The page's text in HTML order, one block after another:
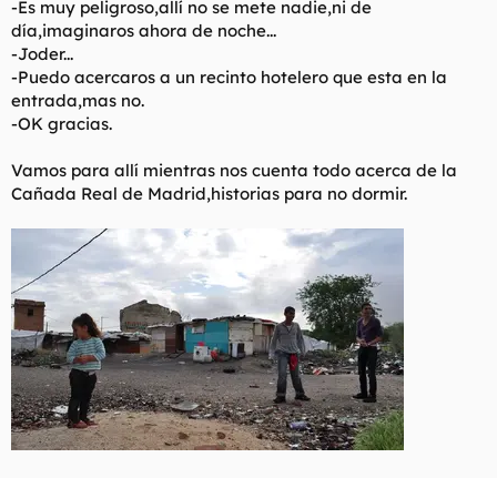
-Es muy peligroso,allí no se mete nadie,ni de
día,imaginaros ahora de noche...
-Joder...
-Puedo acercaros a un recinto hotelero que esta en la
entrada,mas no.
-OK gracias.
Vamos para allí mientras nos cuenta todo acerca de la
Cañada Real de Madrid,historias para no dormir.